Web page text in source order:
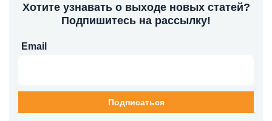
Хотите узнавать о выходе новых статей?
Подпишитесь на рассылку!
Email